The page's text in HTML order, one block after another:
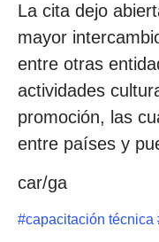
La cita dejo
mayor
entre otras
actividades
promoción, las
entre países y
car/ga
#capacitación técnica